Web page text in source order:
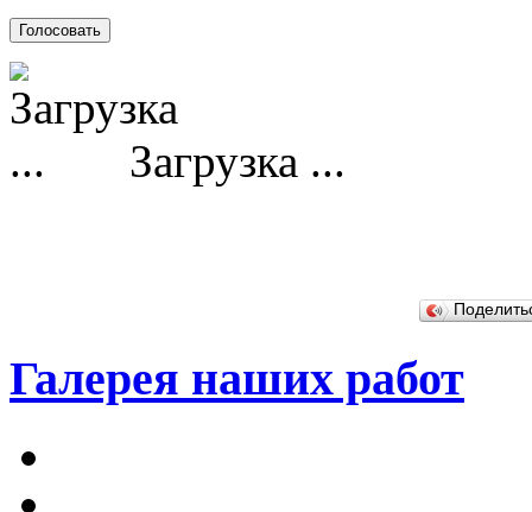
Загрузка ...
Галерея наших работ